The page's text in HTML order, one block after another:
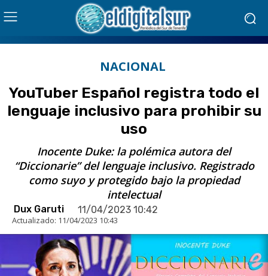
NACIONAL
YouTuber Español registra todo el
lenguaje inclusivo para prohibir su
uso
Inocente Duke: la polémica autora del
“Diccionarie” del lenguaje inclusivo. Registrado
como suyo y protegido bajo la propiedad
intelectual
Dux Garuti 11/04/2023 10:42
Actualizado: 11/04/2023 10:43